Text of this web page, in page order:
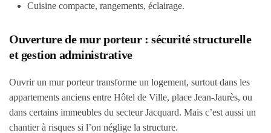
Cuisine compacte, rangements, éclairage.
Ouverture de mur porteur : sécurité structurelle
et gestion administrative
Ouvrir un mur porteur transforme un logement, surtout dans les
appartements anciens entre Hôtel de Ville, place Jean-Jaurès, ou
dans certains immeubles du secteur Jacquard. Mais c’est aussi un
chantier à risques si l’on néglige la structure.